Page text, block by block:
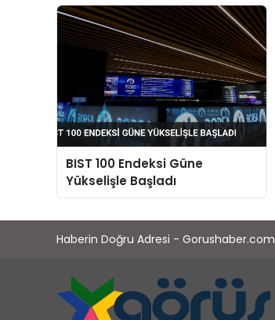
BIST 100 Endeksi Güne
Yükselişle Başladı
Haberin Doğru Adresi - Gorushaber.com